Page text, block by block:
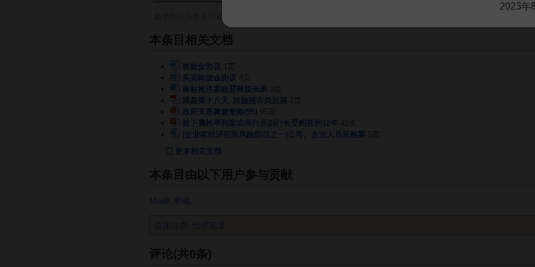
本条目相关文档
斡旋金协议
买卖斡旋金协议
商标抢注案欧盟斡旋未果 3页
操盘第十八天_斡旋超市类股票 2页
政府关系斡旋策略(95)
95页
被下属检举到案农商行原副行长受贿获刑12年
42页
(企业家经济犯罪风险防范之一)公司、企业人员受贿案
更多相关文档
本条目由以下用户参与贡献
Mis铭 寒曦
页面分类 经济犯罪
评论(共0条)
2023年